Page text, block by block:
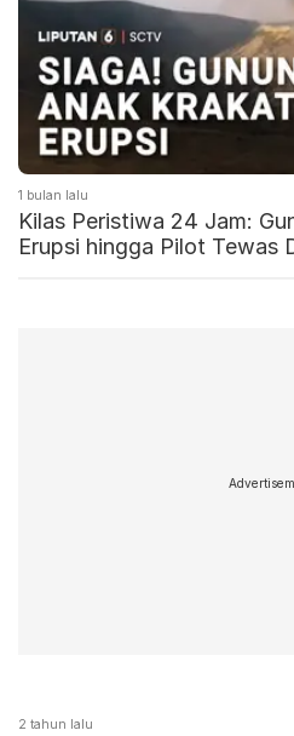
1 bulan lalu
Kilas Peristiwa 24 Jam:
Erupsi hingga Pilot Tewas
2 tahun lalu